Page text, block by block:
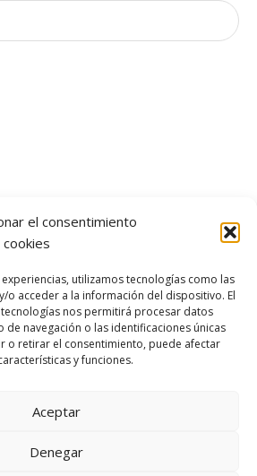
el consentimiento
utilizamos tecnologías como las
o acceder a la información del dispositivo. El
nos permitirá procesar datos
navegación o las identificaciones únicas
o retirar el consentimiento, puede afectar
y funciones.
Aceptar
Denegar
de compra